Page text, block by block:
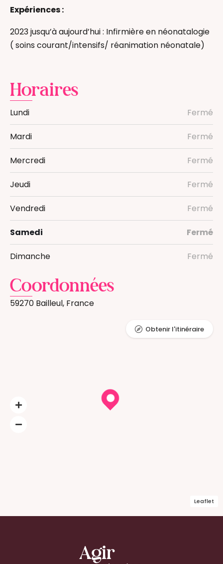
Expériences :
2023 jusqu’à aujourd’hui : Infirmière en néonatalogie
( soins courant/intensifs/ réanimation néonatale)
Horaires
Lundi Fermé
Mardi Fermé
Mercredi Fermé
Jeudi Fermé
Vendredi Fermé
Samedi Fermé
Dimanche Fermé
Coordonnées
59270 Bailleul, France
Leaflet
Obtenir l'itinéraire